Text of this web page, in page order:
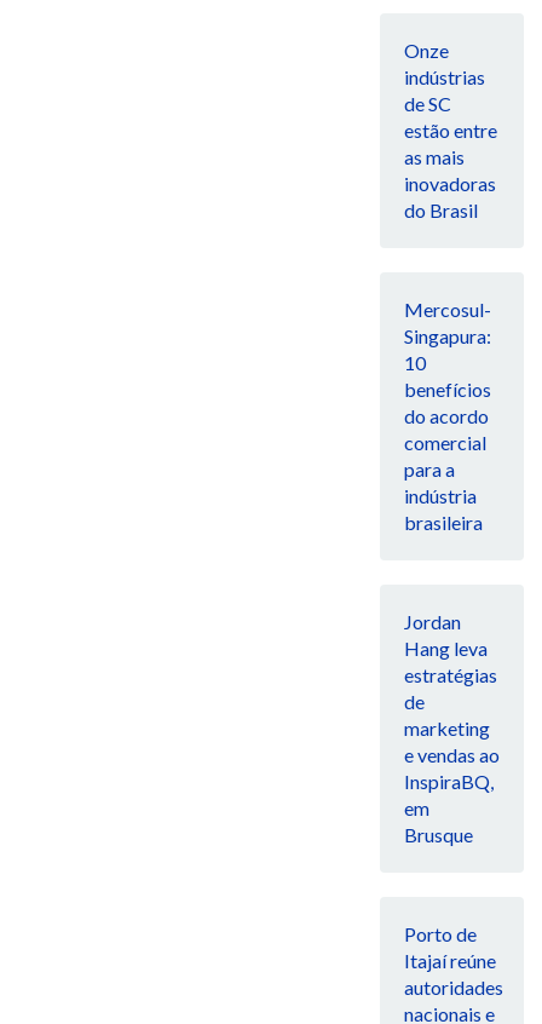
Onze
indústrias
de SC
estão entre
as mais
inovadoras
do Brasil
Mercosul-
Singapura:
10
benefícios
do acordo
comercial
para a
indústria
brasileira
Jordan
Hang leva
estratégias
de
marketing
e vendas ao
InspiraBQ,
em
Brusque
Porto de
Itajaí reúne
autoridades
nacionais e